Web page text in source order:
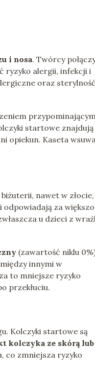
i nosa. Twórcy
ryzyko alergii, infekcji i
oraz sterylność
startowe znajdują
opiekun. Kaseta
nawet w złocie,
odpowiadają za
u dzieci z
(zawartość niklu
innymi w
to mniejsze ryzyko
przekłuciu.
Kolczyki startowe są
kolczyka ze skórą lub
co zmniejsza ryzyko